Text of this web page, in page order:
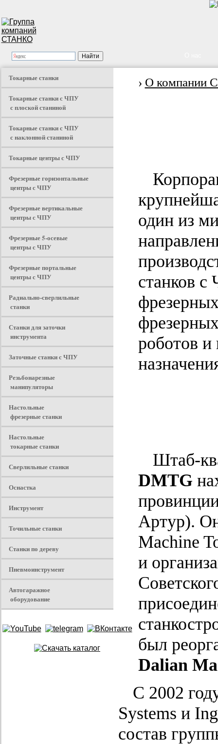
Токарные станки
Токарные станки с ЧПУ
с плоской станиной
Токарные станки с ЧПУ
с наклонной станиной
Токарные центры с ЧПУ
Фрезерные горизонтальные
центры с ЧПУ
Фрезерные вертикальные
центры с ЧПУ
Фрезерные 5-осевые
центры с ЧПУ
Фрезерные портальные
центры с ЧПУ
Радиально-сверлильные
станки
Станки для заточки
инструмента
Заточные станки с ЧПУ
Резьбонарезные
манипуляторы
Настольные
фрезерные станки
Настольные
токарные станки
Сверлильные станки
Оснастка
Инструмент
Точильные станки
Станки по дереву
Пневмоинструмент
Автогаражное
оборудование
› О компании
один из
станков с
роботов и
Штаб-
DMTG
Артур).
Machine
и
был
Dalian
С 2002
Systems и
состав